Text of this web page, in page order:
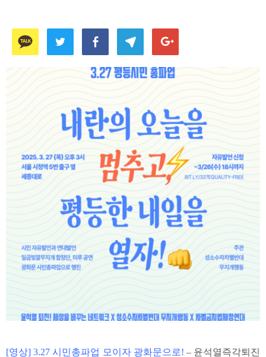
[영상] 3.27 시민총파업 모이자 광화문으로! – 윤석열즉각퇴진